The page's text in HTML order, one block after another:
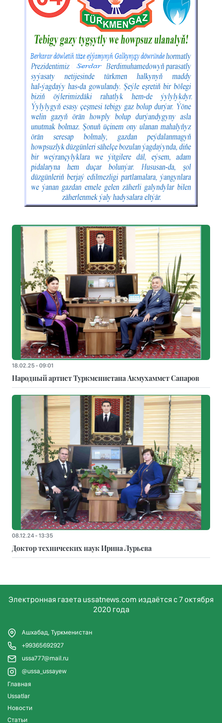
18.02.25 - 09:01
Народный артист Туркменистана Акмухаммет Сапаров
08.12.24 - 13:35
Доктор технических наук Ирина Лурьева
Электронная газета ussatnews.com издаётся с 7 октября
2020 года
Ашхабад, Туркменистан
+99365692927
ussa777@mail.ru
@ussa_ussayew
Главная
Ussatlar
Новости
Статьи